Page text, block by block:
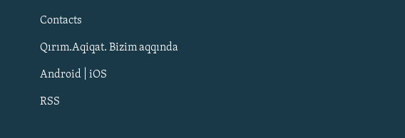
QOŞULIÑIZ!
Contacts
Qırım.Aqiqat. Bizim aqqında
Android | iOS
RSS